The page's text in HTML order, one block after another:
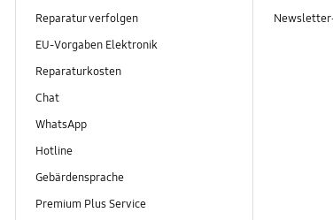
Reparatur verfolgen
EU-Vorgaben Elektronik
Reparaturkosten
Chat
WhatsApp
Hotline
Gebärdensprache
Premium Plus Service